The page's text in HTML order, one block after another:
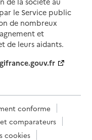
le Service public
de nombreux
et
de leurs aidants.
conforme
comparateurs
cookies